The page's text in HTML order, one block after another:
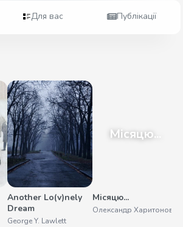
Для вас Публікації
Another Lo(v)nely
Dream
George Y. Lawlett
Місяцю...
Місяцю...
Олександр Харитонов